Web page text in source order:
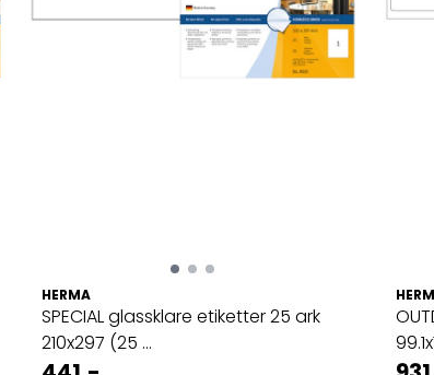
HERMA
SPECIAL glassklare etiketter 25 ark
210x297 (25 ...